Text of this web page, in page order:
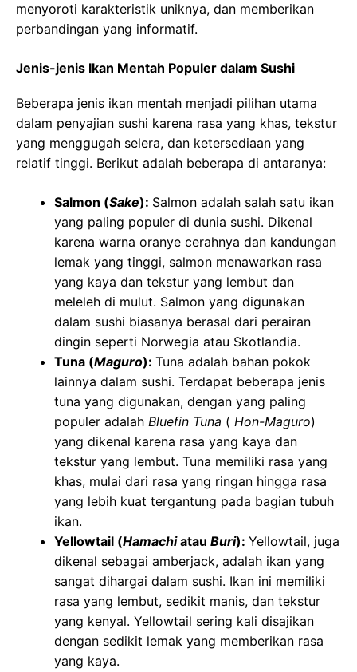
menyoroti karakteristik uniknya, dan memberikan
perbandingan yang informatif.
Jenis-jenis Ikan Mentah Populer dalam Sushi
Beberapa jenis ikan mentah menjadi pilihan utama
dalam penyajian sushi karena rasa yang khas, tekstur
yang menggugah selera, dan ketersediaan yang
relatif tinggi. Berikut adalah beberapa di antaranya:
Salmon (Sake): Salmon adalah salah satu ikan
yang paling populer di dunia sushi. Dikenal
karena warna oranye cerahnya dan kandungan
lemak yang tinggi, salmon menawarkan rasa
yang kaya dan tekstur yang lembut dan
meleleh di mulut. Salmon yang digunakan
dalam sushi biasanya berasal dari perairan
dingin seperti Norwegia atau Skotlandia.
Tuna (Maguro): Tuna adalah bahan pokok
lainnya dalam sushi. Terdapat beberapa jenis
tuna yang digunakan, dengan yang paling
populer adalah Bluefin Tuna ( Hon-Maguro)
yang dikenal karena rasa yang kaya dan
tekstur yang lembut. Tuna memiliki rasa yang
khas, mulai dari rasa yang ringan hingga rasa
yang lebih kuat tergantung pada bagian tubuh
ikan.
Yellowtail (Hamachiatau Buri): Yellowtail, juga
dikenal sebagai amberjack, adalah ikan yang
sangat dihargai dalam sushi. Ikan ini memiliki
rasa yang lembut, sedikit manis, dan tekstur
yang kenyal. Yellowtail sering kali disajikan
dengan sedikit lemak yang memberikan rasa
yang kaya.